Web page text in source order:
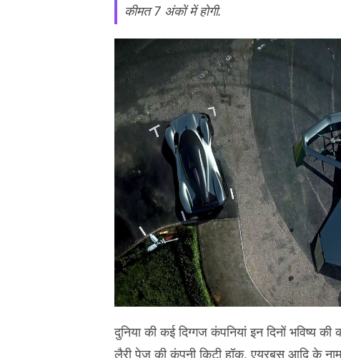
कीमत 7 अंकों में होगी.
दुनिया की कई दिग्गज कंपनियां इन दिनों भविष्य
लैरी पेज की कंपनी किटी हॉक, एयरबस आदि के